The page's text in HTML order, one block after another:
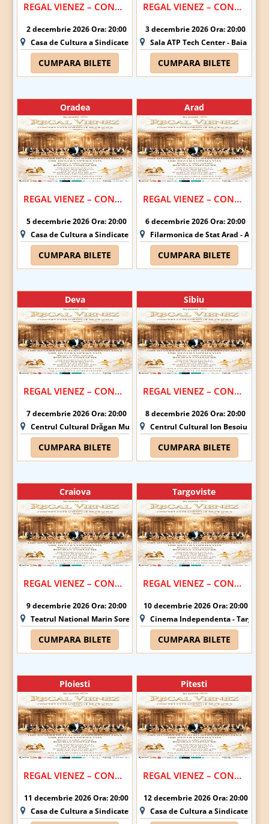
REGAL VIENEZ – CONCERT EXTRAORDINAR DE CRACIUN | SATU MARE
2 decembrie 2026 Ora: 20:00
Casa de Cultura a Sindicatelor - Satu Mare
CUMPARA BILETE
REGAL VIENEZ – CONCERT EXTRAORDINAR DE CRACIUN | BAIA MARE
3 decembrie 2026 Ora: 20:00
Sala ATP Tech Center - Baia Mare
CUMPARA BILETE
Oradea
REGAL VIENEZ – CONCERT EXTRAORDINAR DE CRACIUN | ORADEA
5 decembrie 2026 Ora: 20:00
Casa de Cultura a Sindicatelor Oradea - Oradea
CUMPARA BILETE
Arad
REGAL VIENEZ – CONCERT EXTRAORDINAR DE CRACIUN | ARAD
6 decembrie 2026 Ora: 20:00
Filarmonica de Stat Arad - Arad
CUMPARA BILETE
Deva
REGAL VIENEZ – CONCERT EXTRAORDINAR DE CRACIUN | DEVA
7 decembrie 2026 Ora: 20:00
Centrul Cultural Drăgan Muntean - Deva
CUMPARA BILETE
Sibiu
REGAL VIENEZ – CONCERT EXTRAORDINAR DE CRACIUN | SIBIU
8 decembrie 2026 Ora: 20:00
Centrul Cultural Ion Besoiu
CUMPARA BILETE
Craiova
REGAL VIENEZ – CONCERT EXTRAORDINAR DE CRACIUN | CRAIOVA
9 decembrie 2026 Ora: 20:00
Teatrul National Marin Sorescu - Craiova
CUMPARA BILETE
Targoviste
REGAL VIENEZ – CONCERT EXTRAORDINAR DE CRACIUN | TARGOVISTE
10 decembrie 2026 Ora: 20:00
Cinema Independenta -
CUMPARA BILETE
Ploiesti
REGAL VIENEZ – CONCERT EXTRAORDINAR DE CRACIUN | PLOIESTI
11 decembrie 2026 Ora: 20:00
Casa de Cultura a Sindicatelor - Ploiesti
Pitesti
REGAL VIENEZ – CONCERT EXTRAORDINAR DE CRACIUN | PITESTI
12 decembrie 2026 Ora: 20:00
Casa de Cultura a Sindicatelor -